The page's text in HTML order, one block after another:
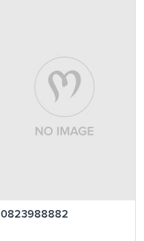
0823988882